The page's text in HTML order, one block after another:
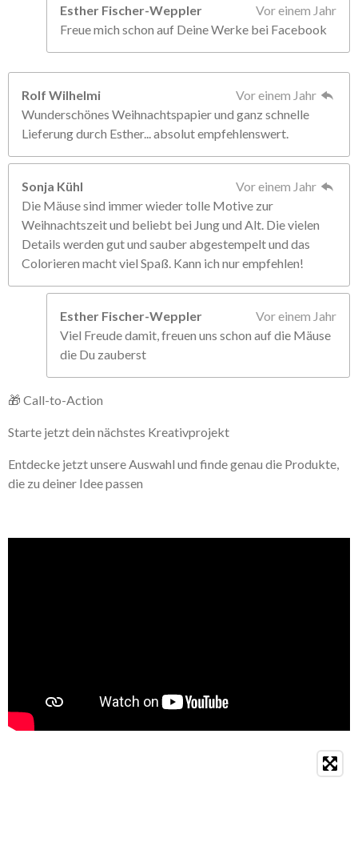
Esther Fischer-Weppler
Vor einem Jahr
Freue mich schon auf Deine Werke bei Facebook
Rolf Wilhelmi
Vor einem Jahr
Wunderschönes Weihnachtspapier und ganz schnelle
Lieferung durch Esther... absolut empfehlenswert.
Sonja Kühl
Vor einem Jahr
Die Mäuse sind immer wieder tolle Motive zur
Weihnachtszeit und beliebt bei Jung und Alt. Die vielen
Details werden gut und sauber abgestempelt und das
Colorieren macht viel Spaß. Kann ich nur empfehlen!
Esther Fischer-Weppler
Vor einem Jahr
Viel Freude damit, freuen uns schon auf die Mäuse
die Du zauberst
🎁 Call-to-Action
Starte jetzt dein nächstes Kreativprojekt
Entdecke jetzt unsere Auswahl und finde genau die Produkte,
die zu deiner Idee passen